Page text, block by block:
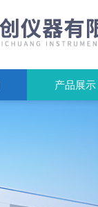
产品展示